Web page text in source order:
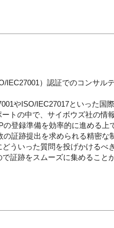
IEC27001）認証でのコンサ
やISO/IEC27017といった
トの中で、サイボウズ社の
登録準備を効率的に進める上
証跡提出を求められる精密
ういった質問を投げかける
証跡をスムーズに集めること